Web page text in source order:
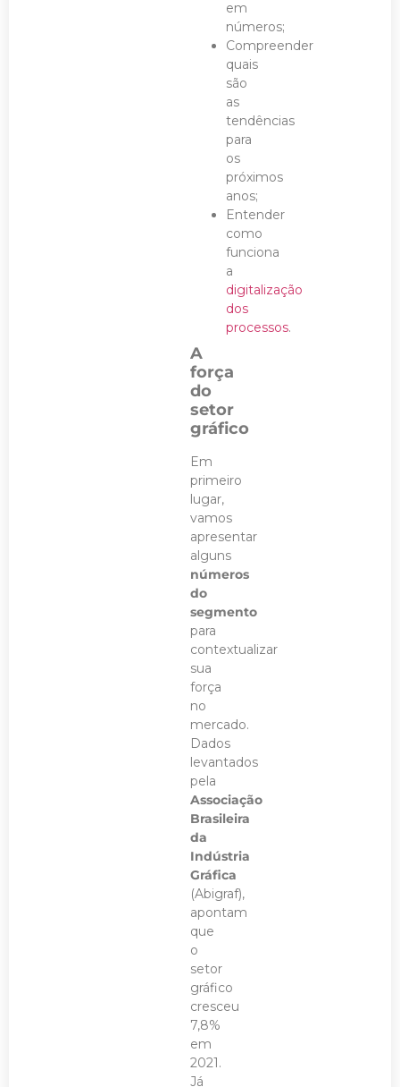
em
números;
Compreender
quais
são
as
tendências
para
os
próximos
anos;
Entender
como
funciona
a
digitalização
dos
processos.
A
força
do
setor
gráfico
Em
primeiro
lugar,
vamos
apresentar
alguns
números
do
segmento
para
contextualizar
sua
força
no
mercado.
Dados
levantados
pela
Associação
Brasileira
da
Indústria
Gráfica
(Abigraf),
apontam
que
o
setor
gráfico
cresceu
7,8%
em
2021.
Já